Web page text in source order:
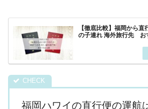
【徹底比較】福岡から
の子連れ 海外旅行先 お
福岡ハワイの直行便の運航